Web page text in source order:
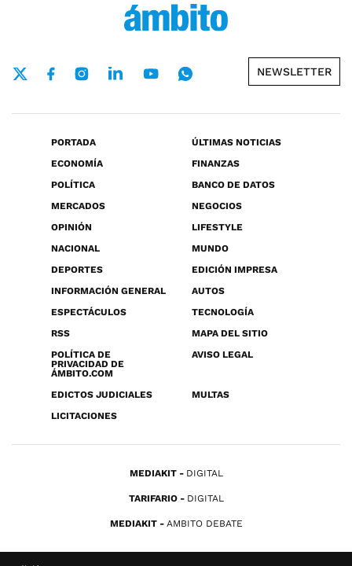
NEWSLETTER
PORTADA
ÚLTIMAS NOTICIAS
ECONOMÍA
FINANZAS
POLÍTICA
BANCO DE DATOS
MERCADOS
NEGOCIOS
OPINIÓN
LIFESTYLE
NACIONAL
MUNDO
DEPORTES
EDICIÓN IMPRESA
INFORMACIÓN GENERAL
AUTOS
ESPECTÁCULOS
TECNOLOGÍA
RSS
MAPA DEL SITIO
POLÍTICA DE
PRIVACIDAD DE
ÁMBITO.COM
AVISO LEGAL
EDICTOS JUDICIALES
MULTAS
LICITACIONES
MEDIAKIT DIGITAL
TARIFARIO DIGITAL
MEDIAKIT AMBITO DEBATE